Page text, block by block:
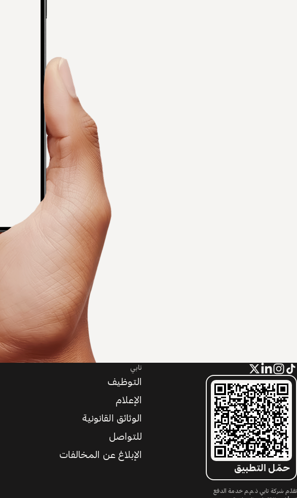
حمّل التطبيق
تقدّم شركة تابي ذ.م.م خدمة الدفع
تابي
التوظيف
الإعلام
الوثائق القانونية
للتواصل
الإبلاغ عن المخالفات